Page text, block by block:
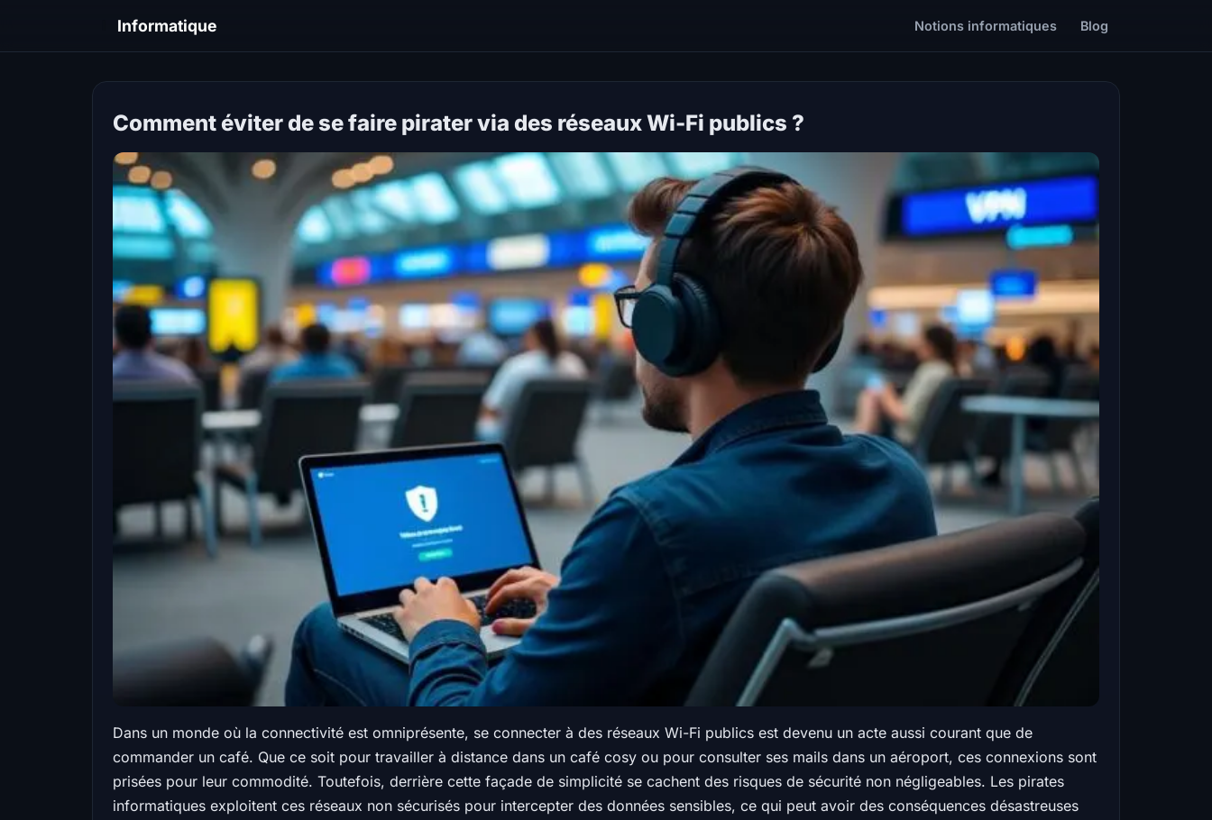
Informatique Notions informatiques Blog
Comment éviter de se faire pirater via des réseaux Wi-Fi publics ?
Dans un monde où la connectivité est omniprésente, se connecter à des réseaux Wi-Fi publics est devenu un acte aussi courant que de
commander un café. Que ce soit pour travailler à distance dans un café cosy ou pour consulter ses mails dans un aéroport, ces connexions sont
prisées pour leur commodité. Toutefois, derrière cette façade de simplicité se cachent des risques de sécurité non négligeables. Les pirates
informatiques exploitent ces réseaux non sécurisés pour intercepter des données sensibles, ce qui peut avoir des conséquences désastreuses